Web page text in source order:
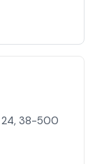
24, 38-500